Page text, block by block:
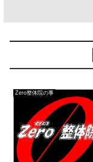
Zero整体院の事